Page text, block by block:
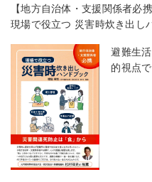
【地方自治体・支援関係者必携
現場で役立つ 災害時炊き出し
避難生
的視点